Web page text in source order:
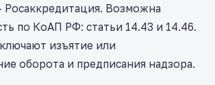
Росаккредитация. Возможна
по КоАП РФ: статьи 14.43 и 14.46.
изъятие или
оборота и предписания надзора.